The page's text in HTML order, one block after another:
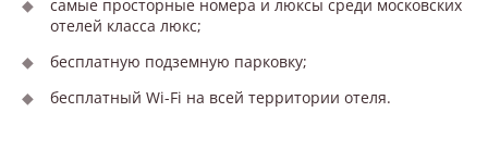
самые просторные номера и люксы среди московских
отелей класса люкс;
бесплатную подземную парковку;
бесплатный Wi-Fi на всей территории отеля.